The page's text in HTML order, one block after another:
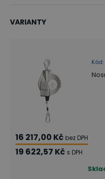
VARIANTY
Kód:
16 217,00 Kč bez DPH
19 622,57 Kč s DPH